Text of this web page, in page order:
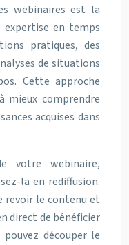
webinaires est la
en temps
pratiques, des
de situations
Cette approche
mieux comprendre
acquises dans
votre webinaire,
la en rediffusion.
revoir le contenu et
direct de bénéficier
découper le